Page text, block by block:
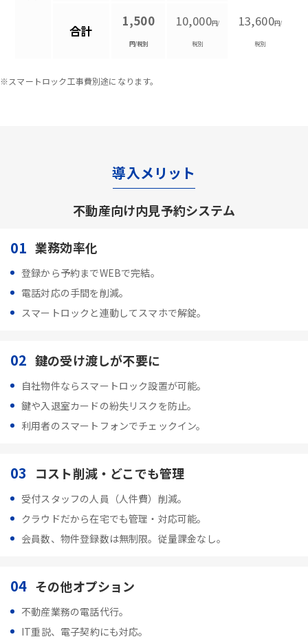
合計
1,500
円/税別
10,000円/
税別
13,600円/
税別
※スマートロック工事費別途になります。
導入メリット
不動産向け内見予約システム
01 業務効率化
登録から予約までWEBで完結。
電話対応の手間を削減。
スマートロックと連動してスマホで解錠。
02 鍵の受け渡しが不要に
自社物件ならスマートロック設置が可能。
鍵や入退室カードの紛失リスクを防止。
利用者のスマートフォンでチェックイン。
03 コスト削減・どこでも管理
受付スタッフの人員（人件費）削減。
クラウドだから在宅でも管理・対応可能。
会員数、物件登録数は無制限。従量課金なし。
04 その他オプション
不動産業務の電話代行。
IT重説、電子契約にも対応。